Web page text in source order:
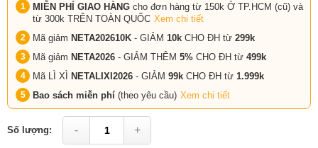
MIỄN PHÍ GIAO HÀNG cho đơn hàng từ 150k Ở TP.HCM (cũ) và
từ 300k TRÊN TOÀN QUỐC Xem chi tiết
Mã giảm NETA202610K - GIẢM 10k CHO ĐH từ 299k
Mã giảm NETA2026 - GIẢM THÊM 5% CHO ĐH từ 499k
Mã LÌ XÌ NETALIXI2026 - GIẢM 99k CHO ĐH từ 1.999k
Bao sách miễn phí (theo yêu cầu) Xem chi tiết
Số lượng: - +